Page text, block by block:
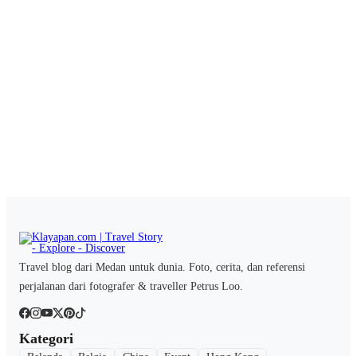
Travel blog dari Medan untuk dunia. Foto, cerita, dan referensi
perjalanan dari fotografer & traveller Petrus Loo.
Kategori